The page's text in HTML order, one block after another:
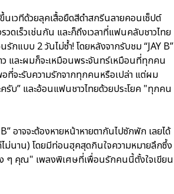
นเวทีด้วยลุคเสื้อยืดสีดำสกรีนลายคอนเซ็ปต์
วดเร็วเช่นกัน และก็ถึงเวลาที่แฟนคลับชาวไทย
รักแบบ 2 วันไม่ซ้ำ! โดยหลังจากรับชม “JAY B”
และผมก็จะเหมือนพระจันทร์เหมือนที่ทุกคน
อที่จะรับความรักจากทุกคนหรือเปล่า แต่ผม
บ” และอ้อนแฟนชาวไทยด้วยประโยค "ทุกคน
อาจจะต้องหายหน้าหายตากันไปซักพัก เลยได้
ม่นาน) โดยมีท่อนฮุคสุดกินใจความหมายลึกซึ้ง
ๆ คุณ" เพลงพิเศษที่เพื่อนรักคนนี้ตั้งใจเขียน